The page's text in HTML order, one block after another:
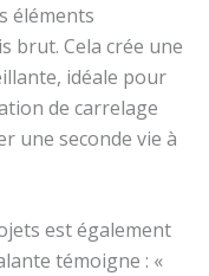
éléments
brut. Cela crée une
idéale pour
de carrelage
une seconde vie à
est également
témoigne : «